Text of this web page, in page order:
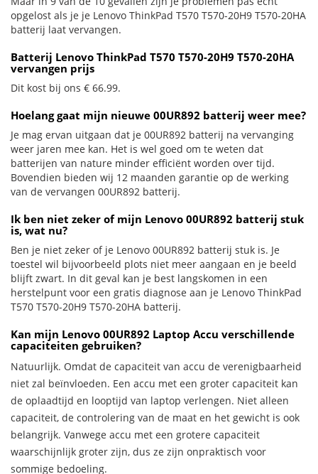
opgelost als je je Lenovo ThinkPad T570 T570-20H9 T570-20HA
batterij laat vervangen.
Batterij Lenovo ThinkPad T570 T570-20H9 T570-20HA
vervangen prijs
Dit kost bij ons € 66.99.
Hoelang gaat mijn nieuwe 00UR892 batterij weer mee?
Je mag ervan uitgaan dat je 00UR892 batterij na vervanging
weer jaren mee kan. Het is wel goed om te weten dat
batterijen van nature minder efficiënt worden over tijd.
Bovendien bieden wij 12 maanden garantie op de werking
van de vervangen 00UR892 batterij.
Ik ben niet zeker of mijn Lenovo 00UR892 batterij stuk
is, wat nu?
Ben je niet zeker of je Lenovo 00UR892 batterij stuk is. Je
toestel wil bijvoorbeeld plots niet meer aangaan en je beeld
blijft zwart. In dit geval kan je best langskomen in een
herstelpunt voor een gratis diagnose aan je Lenovo ThinkPad
T570 T570-20H9 T570-20HA batterij.
Kan mijn Lenovo 00UR892 Laptop Accu verschillende
capaciteiten gebruiken?
Natuurlijk. Omdat de capaciteit van accu de verenigbaarheid
niet zal beïnvloeden. Een accu met een groter capaciteit kan
de oplaadtijd en looptijd van laptop verlengen. Niet alleen
capaciteit, de controlering van de maat en het gewicht is ook
belangrijk. Vanwege accu met een grotere capaciteit
waarschijnlijk groter zijn, dus ze zijn onpraktisch voor
sommige bedoeling.